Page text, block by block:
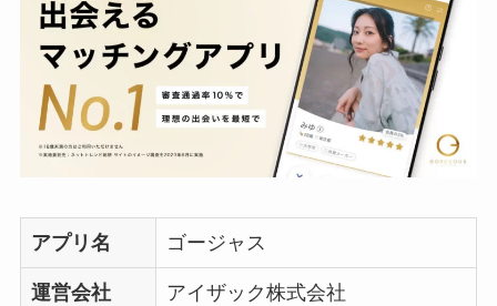
アプリ名 ゴージャス
運営会社 アイザック株式会社